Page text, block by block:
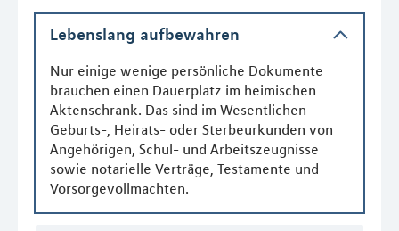
Lebenslang aufbewahren
Nur einige wenige persönliche Dokumente
brauchen einen Dauerplatz im heimischen
Aktenschrank. Das sind im Wesentlichen
Geburts-, Heirats- oder Sterbeurkunden von
Angehörigen, Schul- und Arbeitszeugnisse
sowie notarielle Verträge, Testamente und
Vorsorgevollmachten.